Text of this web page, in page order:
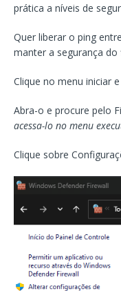
prática a níveis de
Quer liberar o ping
manter a segurança do
Clique no menu iniciar
Abra-o e procure pelo
acessa-lo no menu
Clique sobre